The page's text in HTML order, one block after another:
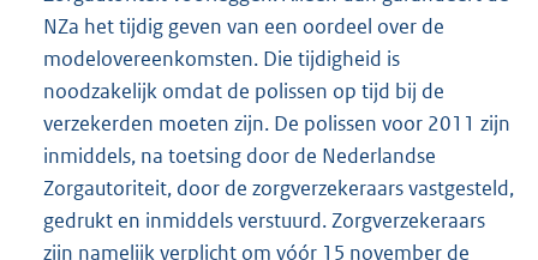
NZa het tijdig geven van een oordeel over de
modelovereenkomsten. Die tijdigheid is
noodzakelijk omdat de polissen op tijd bij de
verzekerden moeten zijn. De polissen voor 2011 zijn
inmiddels, na toetsing door de Nederlandse
Zorgautoriteit, door de zorgverzekeraars vastgesteld,
gedrukt en inmiddels verstuurd. Zorgverzekeraars
zijn namelijk verplicht om vóór 15 november de